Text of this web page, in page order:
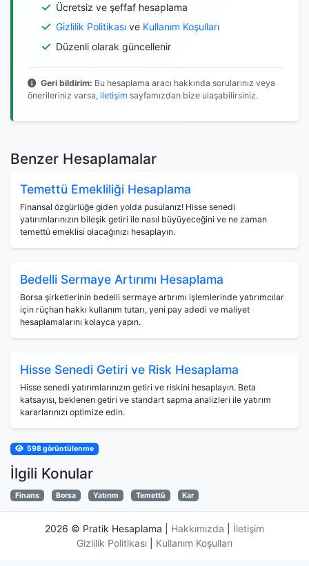
Ücretsiz ve şeffaf hesaplama
Gizlilik Politikasıve Kullanım Koşulları
Düzenli olarak güncellenir
Geri bildirim: Bu hesaplama aracı hakkında sorularınız veya
önerileriniz varsa, iletişim sayfamızdan bize ulaşabilirsiniz.
Benzer Hesaplamalar
Temettü Emekliliği Hesaplama
Finansal özgürlüğe giden yolda pusulanız! Hisse senedi
yatırımlarınızın bileşik getiri ile nasıl büyüyeceğini ve ne zaman
temettü emeklisi olacağınızı hesaplayın.
Bedelli Sermaye Artırımı Hesaplama
Borsa şirketlerinin bedelli sermaye artırımı işlemlerinde yatırımcılar
için rüçhan hakkı kullanım tutarı, yeni pay adedi ve maliyet
hesaplamalarını kolayca yapın.
Hisse Senedi Getiri ve Risk Hesaplama
Hisse senedi yatırımlarınızın getiri ve riskini hesaplayın. Beta
katsayısı, beklenen getiri ve standart sapma analizleri ile yatırım
kararlarınızı optimize edin.
598 görüntülenme
İlgili Konular
Finans Borsa Yatırım Temettü Kar
2026 © Pratik Hesaplama Hakkımızda
İletişim
Gizlilik Politikası
Kullanım Koşulları